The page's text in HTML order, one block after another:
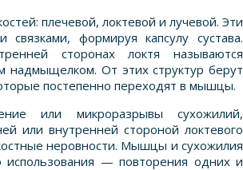
плечевой, локтевой и лучевой. Эти
формируя капсулу сустава.
сторонах локтя называются
надмыщелком. От этих структур берут
постепенно переходят в мышцы.
или микроразрывы сухожилий,
или внутренней стороной локтевого
неровности. Мышцы и сухожилия
использования — повторения одних и